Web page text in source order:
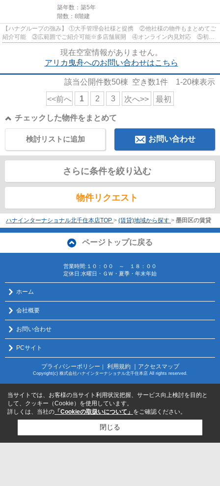
築年数：築5年
階数：8階建
【ハナグループの強み】 ①大手管理会社様と提携 ②他社様の物件もまとめてご
紹介可能 ③広範囲でご紹介可能※多店舗展開 ④オンライン内見対応 ⑤初期
現在空室情報がありません。
アリカ曳舟へのお問い合わせはこちら
該当公開件数50棟 空き数1件 1-20棟表示
<<前へ 1 2 3 次へ>> 最初
チェックした物件をまとめて
お問い合わせ
検討リストに追加
さらに条件を絞り込む
物件リクエスト
ハナインターナショナル北千住本店TOP > (賃貸)地域から探す > 墨田区の賃貸
ページトップに戻る
営業時間:１０：００ ～ １８：００
定休日:水曜日・ＧＷ・夏季・年末年始
ホーム
会社概要
お問い合わせ
PCサイト
プライバシーポリシー ｜ 利用規約 ｜アクセスマップ
Copyright(c) 株式会社ハナインターナショナル北千住本店 All rights reserved.
当サイトでは、お客様の当サイト利用状況把握、サービス向上検討を目的と
して、クッキー（Cookie）を使用しています。
詳しくは、当社の 「Cookieの取扱いについて」 をご確認ください。
閉じる